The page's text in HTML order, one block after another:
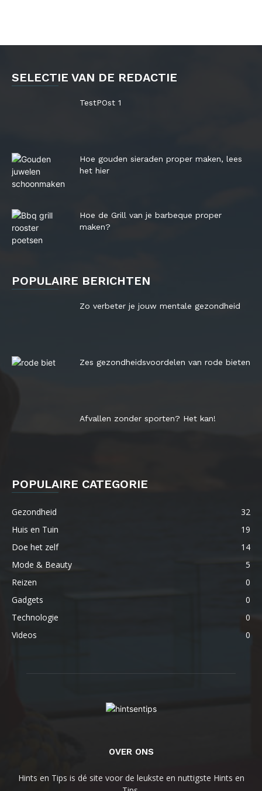
SELECTIE VAN DE REDACTIE
TestPOst 1
Hoe gouden sieraden proper maken, lees
het hier
Hoe de Grill van je barbeque proper
maken?
POPULAIRE BERICHTEN
Zo verbeter je jouw mentale gezondheid
Zes gezondheidsvoordelen van rode bieten
Afvallen zonder sporten? Het kan!
POPULAIRE CATEGORIE
Gezondheid
32
Huis en Tuin
19
Doe het zelf
14
Mode & Beauty
5
Reizen
0
Gadgets
0
Technologie
0
Videos
0
OVER ONS
Hints en Tips is dé site voor de leukste en nuttigste Hints en